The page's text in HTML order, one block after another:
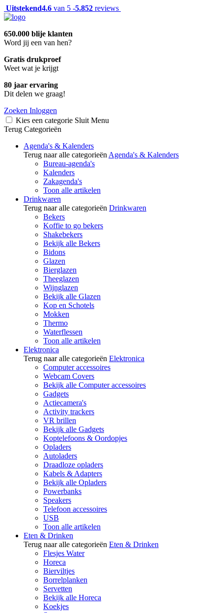
Uitstekend4.6 van 5 -5.852 reviews
650.000 blije klanten
Word jij een van hen?
Gratis drukproef
Weet wat je krijgt
80 jaar ervaring
Dit delen we graag!
Zoeken Inloggen
Kies een categorie Sluit Menu
Terug Categorieën
Agenda's & Kalenders
Terug naar alle categorieën Agenda's & Kalenders
Bureau-agenda's
Kalenders
Zakagenda's
Toon alle artikelen
Drinkwaren
Terug naar alle categorieën Drinkwaren
Bekers
Koffie to go bekers
Shakebekers
Bekijk alle Bekers
Bidons
Glazen
Bierglazen
Theeglazen
Wijnglazen
Bekijk alle Glazen
Kop en Schotels
Mokken
Thermo
Waterflessen
Toon alle artikelen
Elektronica
Terug naar alle categorieën Elektronica
Computer accessoires
Webcam Covers
Bekijk alle Computer accessoires
Gadgets
Actiecamera's
Activity trackers
VR brillen
Bekijk alle Gadgets
Koptelefoons & Oordopjes
Opladers
Autoladers
Draadloze opladers
Kabels & Adapters
Bekijk alle Opladers
Powerbanks
Speakers
Telefoon accessoires
USB
Toon alle artikelen
Eten & Drinken
Terug naar alle categorieën Eten & Drinken
Flesjes Water
Horeca
Bierviltjes
Borrelplanken
Servetten
Bekijk alle Horeca
Koekjes